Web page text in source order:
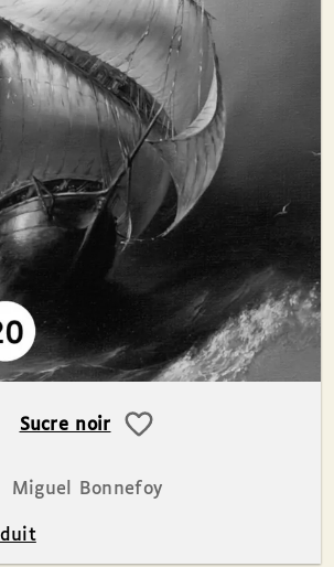
Sucre noir
Miguel Bonnefoy